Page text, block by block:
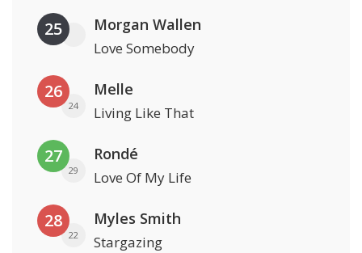
25 Morgan Wallen
Love Somebody
26
24
Melle
Living Like That
27
29
Rondé
Love Of My Life
28
22
Myles Smith
Stargazing